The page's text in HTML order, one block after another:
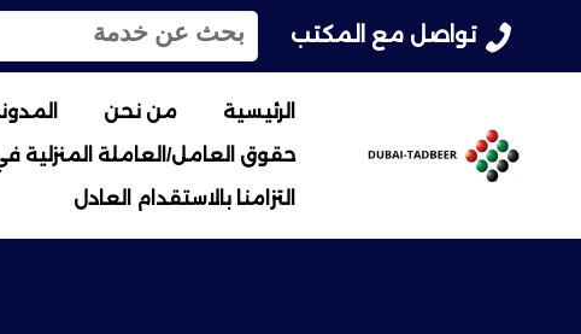
تواصل مع المكتب
ب
ح
ع
ن
:
الرئيسية من نحن
حقوق العامل/العاملة المنزلية
التزامنا بالاستقدام العادل